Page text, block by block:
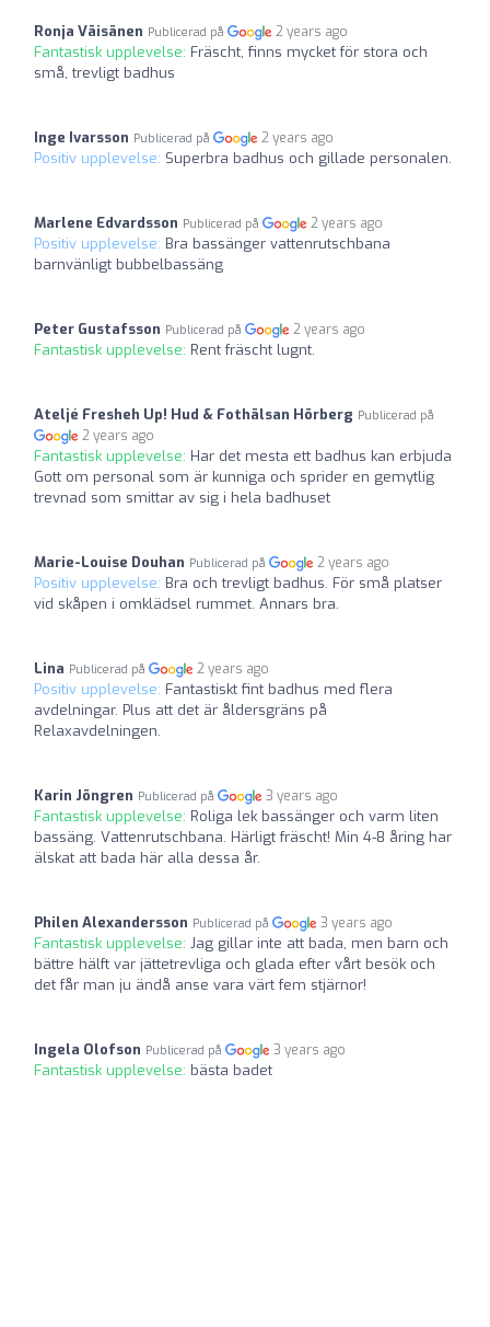
Ronja Väisänen Publicerad på 2 years ago
Fantastisk upplevelse: Fräscht, finns mycket för stora och
små, trevligt badhus
Inge Ivarsson Publicerad på 2 years ago
Positiv upplevelse: Superbra badhus och gillade personalen.
Marlene Edvardsson Publicerad på 2 years ago
Positiv upplevelse: Bra bassänger vattenrutschbana
barnvänligt bubbelbassäng
Peter Gustafsson Publicerad på 2 years ago
Fantastisk upplevelse: Rent fräscht lugnt.
Ateljé Fresheh Up! Hud & Fothälsan Hörberg Publicerad på
2 years ago
Fantastisk upplevelse: Har det mesta ett badhus kan erbjuda
Gott om personal som är kunniga och sprider en gemytlig
trevnad som smittar av sig i hela badhuset
Marie-Louise Douhan Publicerad på 2 years ago
Positiv upplevelse: Bra och trevligt badhus. För små platser
vid skåpen i omklädsel rummet. Annars bra.
Lina Publicerad på 2 years ago
Positiv upplevelse: Fantastiskt fint badhus med flera
avdelningar. Plus att det är åldersgräns på
Relaxavdelningen.
Karin Jöngren Publicerad på 3 years ago
Fantastisk upplevelse: Roliga lek bassänger och varm liten
bassäng. Vattenrutschbana. Härligt fräscht! Min 4-8 åring har
älskat att bada här alla dessa år.
Philen Alexandersson Publicerad på 3 years ago
Fantastisk upplevelse: Jag gillar inte att bada, men barn och
bättre hälft var jättetrevliga och glada efter vårt besök och
det får man ju ändå anse vara värt fem stjärnor!
Ingela Olofson Publicerad på 3 years ago
Fantastisk upplevelse: bästa badet